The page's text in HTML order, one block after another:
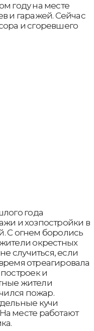
году на месте
и гаражей. Сейчас
и сгоревшего
года
и хозпостройки в
С огнем боролись
окрестных
случиться, если
отреагировала
и
жители
пожар.
кучи
месте работают